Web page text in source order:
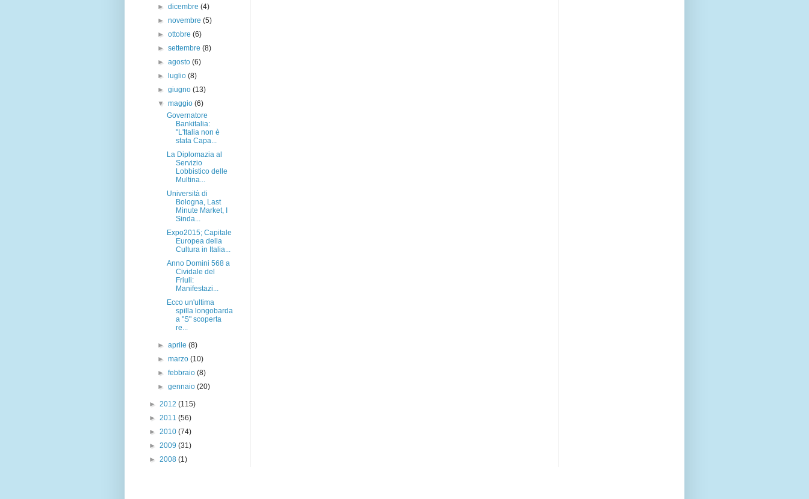
►dicembre(4)
►novembre(5)
►ottobre(6)
►settembre(8)
►agosto(6)
►
luglio(8)
►giugno(13)
▼maggio(6)
Governatore
Bankitalia:
"L'Italia non è
stata Capa...
La Diplomazia al
Servizio
Lobbistico delle
Multina...
Università di
Bologna, Last
Minute Market, I
Sinda...
Expo2015; Capitale
Europea della
Cultura in Italia...
Anno Domini 568 a
Cividale del
Friuli:
Manifestazi...
Ecco un'ultima
spilla longobarda
a "S" scoperta
re...
►aprile(8)
►marzo(10)
►febbraio(8)
►gennaio(20)
► 2012 (115)
► 2011 (56)
► 2010 (74)
► 2009 (31)
► 2008 (1)